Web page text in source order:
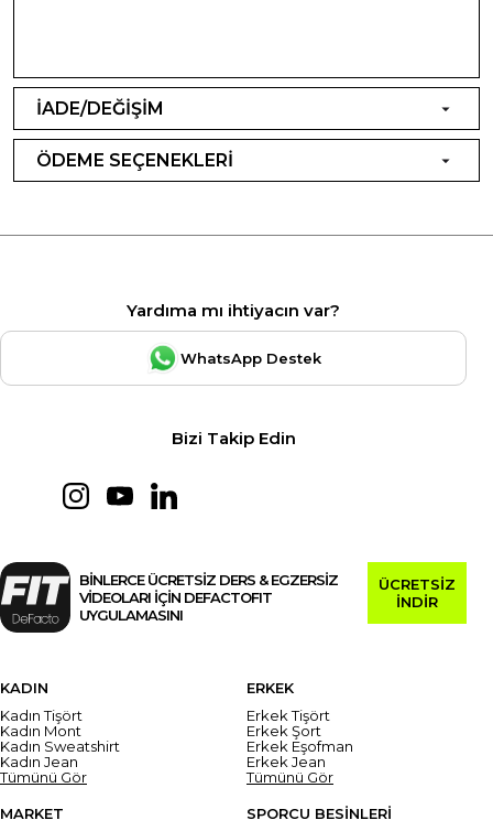
İADE/DEĞİŞİM
ÖDEME SEÇENEKLERİ
Yardıma mı ihtiyacın var?
WhatsApp Destek
Bizi Takip Edin
BİNLERCE ÜCRETSİZ DERS & EGZERSİZ
VİDEOLARI İÇİN DEFACTOFIT
UYGULAMASINI
ÜCRETSİZ
İNDİR
KADIN
Kadın Tişört
Kadın Mont
Kadın Sweatshirt
Kadın Jean
Tümünü Gör
ERKEK
Erkek Tişört
Erkek Şort
Erkek Eşofman
Erkek Jean
Tümünü Gör
MARKET
SPORCU BESİNLERİ